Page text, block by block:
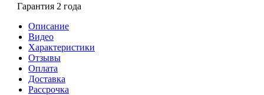
Гарантия 2 года
Описание
Видео
Характеристики
Отзывы
Оплата
Доставка
Рассрочка